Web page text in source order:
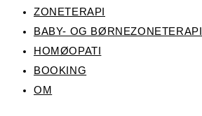
ZONETERAPI
BABY- OG BØRNEZONETERAPI
HOMØOPATI
BOOKING
OM